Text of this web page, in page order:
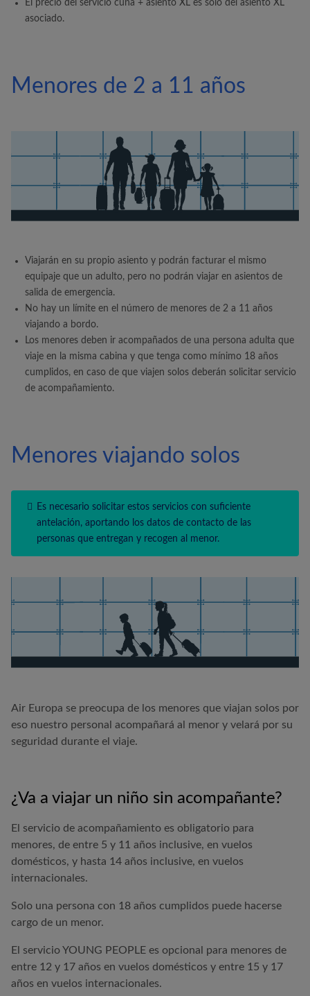
El precio del servicio cuna + asiento XL es solo del asiento XL
asociado.
Menores de 2 a 11 años
Viajarán en su propio asiento y podrán facturar el mismo
equipaje que un adulto, pero no podrán viajar en asientos de
salida de emergencia.
No hay un límite en el número de menores de 2 a 11 años
viajando a bordo.
Los menores deben ir acompañados de una persona adulta que
viaje en la misma cabina y que tenga como mínimo 18 años
cumplidos, en caso de que viajen solos deberán solicitar servicio
de acompañamiento.
Menores viajando solos
Es necesario solicitar estos servicios con suficiente
antelación, aportando los datos de contacto de las
personas que entregan y recogen al menor.
Air Europa se preocupa de los menores que viajan solos por
eso nuestro personal acompañará al menor y velará por su
seguridad durante el viaje.
¿Va a viajar un niño sin acompañante?
El servicio de acompañamiento es obligatorio para
menores, de entre 5 y 11 años inclusive, en vuelos
domésticos, y hasta 14 años inclusive, en vuelos
internacionales.
Solo una persona con 18 años cumplidos puede hacerse
cargo de un menor.
El servicio YOUNG PEOPLE es opcional para menores de
entre 12 y 17 años en vuelos domésticos y entre 15 y 17
años en vuelos internacionales.